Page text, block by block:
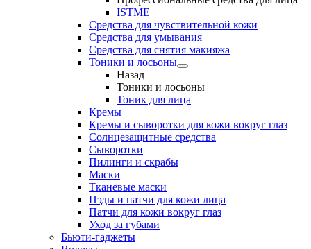
ISTME
Средства для чувствительной кожи
Средства для умывания
Средства для снятия макияжа
Тоники и лосьоны
Назад
Тоники и лосьоны
Тоник для лица
Кремы
Кремы и сыворотки для кожи вокруг глаз
Солнцезащитные средства
Сыворотки
Пилинги и скрабы
Маски
Тканевые маски
Пэды и патчи для кожи лица
Патчи для кожи вокруг глаз
Уход за губами
Бьюти-гаджеты